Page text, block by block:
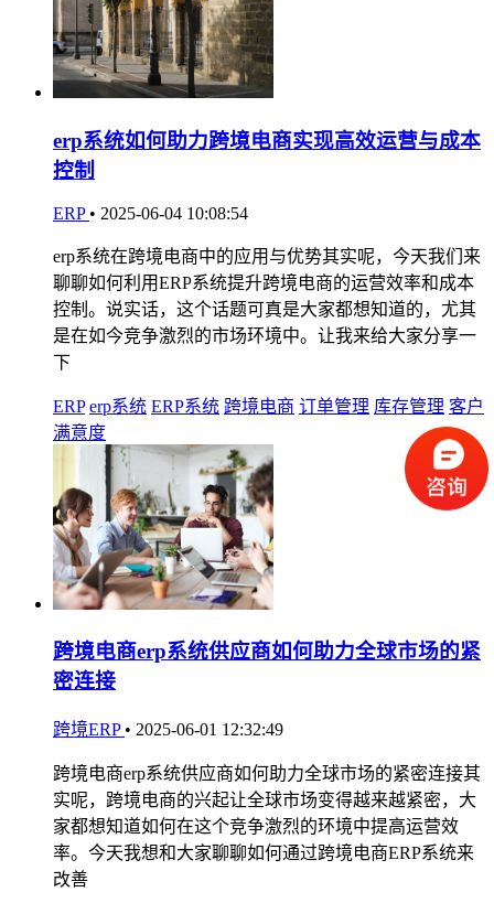
erp系统如何助力跨境电商实现高效运营与成本
控制
ERP • 2025-06-04 10:08:54
erp系统在跨境电商中的应用与优势其实呢，今天我们来
聊聊如何利用ERP系统提升跨境电商的运营效率和成本
控制。说实话，这个话题可真是大家都想知道的，尤其
是在如今竞争激烈的市场环境中。让我来给大家分享一
下
ERP erp系统 ERP系统 跨境电商 订单管理 库存管理 客户
满意度
跨境电商erp系统供应商如何助力全球市场的紧
密连接
跨境ERP • 2025-06-01 12:32:49
跨境电商erp系统供应商如何助力全球市场的紧密连接其
实呢，跨境电商的兴起让全球市场变得越来越紧密，大
家都想知道如何在这个竞争激烈的环境中提高运营效
率。今天我想和大家聊聊如何通过跨境电商ERP系统来
改善